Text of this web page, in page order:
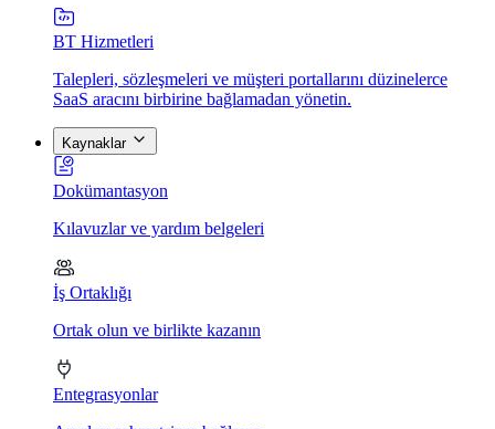
BT Hizmetleri
Talepleri, sözleşmeleri ve müşteri portallarını düzinelerce
SaaS aracını birbirine bağlamadan yönetin.
Kaynaklar
Dokümantasyon
Kılavuzlar ve yardım belgeleri
İş Ortaklığı
Ortak olun ve birlikte kazanın
Entegrasyonlar